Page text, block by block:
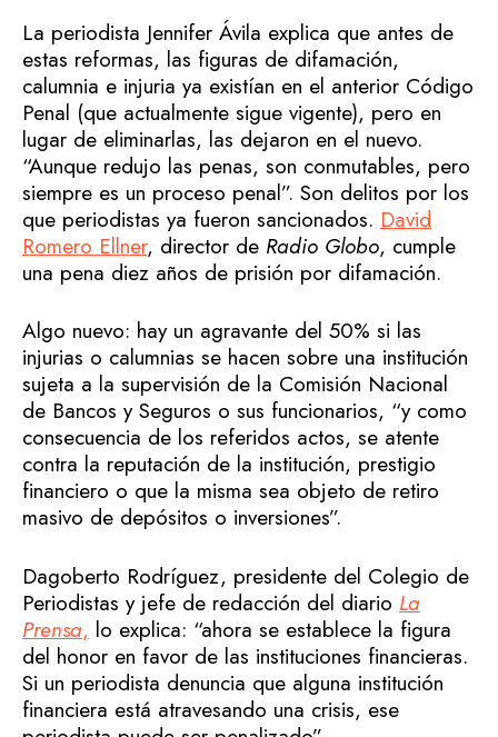
La periodista Jennifer Ávila explica que antes de
estas reformas, las figuras de difamación,
calumnia e injuria ya existían en el anterior Código
Penal (que actualmente sigue vigente), pero en
lugar de eliminarlas, las dejaron en el nuevo.
“Aunque redujo las penas, son conmutables, pero
siempre es un proceso penal”. Son delitos por los
que periodistas ya fueron sancionados. David
Romero Ellner, director de Radio Globo, cumple
una pena diez años de prisión por difamación.
Algo nuevo: hay un agravante del 50% si las
injurias o calumnias se hacen sobre una institución
sujeta a la supervisión de la Comisión Nacional
de Bancos y Seguros o sus funcionarios, “y como
consecuencia de los referidos actos, se atente
contra la reputación de la institución, prestigio
financiero o que la misma sea objeto de retiro
masivo de depósitos o inversiones”.
Dagoberto Rodríguez, presidente del Colegio de
Periodistas y jefe de redacción del diario La
Prensa, lo explica: “ahora se establece la figura
del honor en favor de las instituciones financieras.
Si un periodista denuncia que alguna institución
financiera está atravesando una crisis, ese